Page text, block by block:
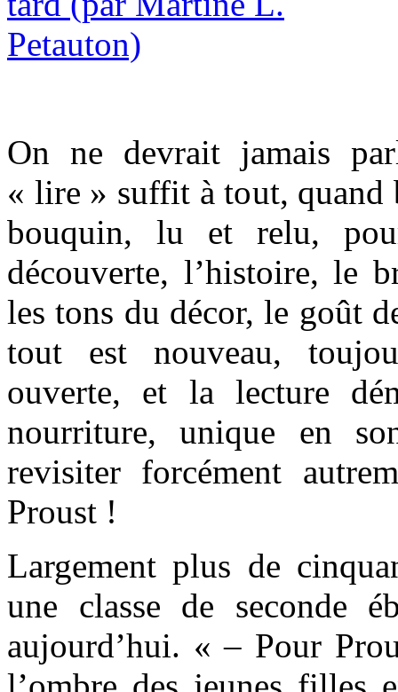
On ne devrait jamais
« lire » suffit à tout, quand
bouquin, lu et relu,
découverte, l’histoire, le
les tons du décor, le goût
tout est nouveau,
ouverte, et la lecture
nourriture, unique en
revisiter forcément
Proust !
Largement plus de
une classe de seconde
aujourd’hui. « – Pour